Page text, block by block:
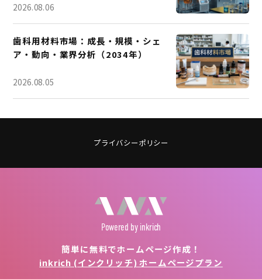
2026.08.06
歯科用材料市場：成長・規模・シェ
ア・動向・業界分析（2034年）
2026.08.05
プライバシーポリシー
Powered by inkrich
簡単に無料でホームページ作成！
inkrich (インクリッチ) ホームページプラン